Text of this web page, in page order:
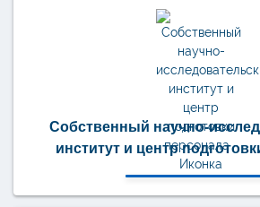
Собственный научно-
институт и центр